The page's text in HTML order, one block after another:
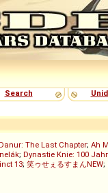
Search
The Last Chapter; Ah
; Dynastie Knie: 100
13; 笑ゥせぇるすまんNEW;